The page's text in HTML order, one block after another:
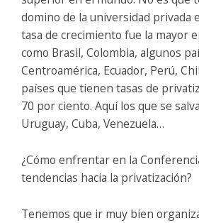
domino de la universidad privada
tasa de crecimiento fue la mayor
como Brasil, Colombia, algunos
Centroamérica, Ecuador, Perú,
países que tienen tasas de
70 por ciento. Aquí los que se
Uruguay, Cuba, Venezuela…
¿Cómo enfrentar en la
tendencias hacia la privatización?
Tenemos que ir muy bien